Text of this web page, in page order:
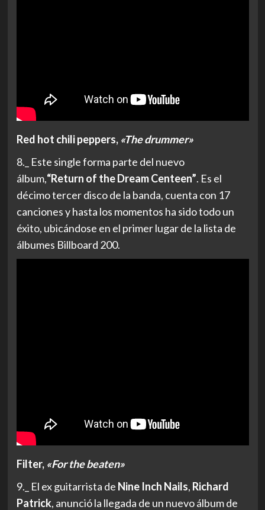
Red hot chili peppers, «The drummer»
8._ Este single forma parte del nuevo
álbum,“Return of the Dream Centeen”. Es el
décimo tercer disco de la banda, cuenta con 17
canciones y hasta los momentos ha sido todo un
éxito, ubicándose en el primer lugar de la lista de
álbumes Billboard 200.
Filter, «For the beaten»
9._ El ex guitarrista de Nine Inch Nails, Richard
Patrick, anunció la llegada de un nuevo álbum de